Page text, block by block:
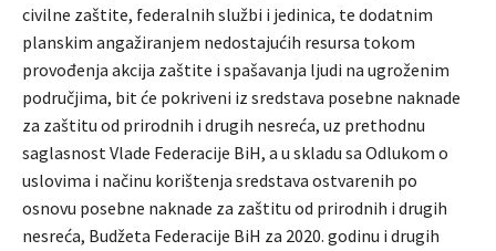
civilne zaštite, federalnih službi i jedinica, te dodatnim
planskim angažiranjem nedostajućih resursa tokom
provođenja akcija zaštite i spašavanja ljudi na ugroženim
područjima, bit će pokriveni iz sredstava posebne naknade
za zaštitu od prirodnih i drugih nesreća, uz prethodnu
saglasnost Vlade Federacije BiH, a u skladu sa Odlukom o
uslovima i načinu korištenja sredstava ostvarenih po
osnovu posebne naknade za zaštitu od prirodnih i drugih
nesreća, Budžeta Federacije BiH za 2020. godinu i drugih